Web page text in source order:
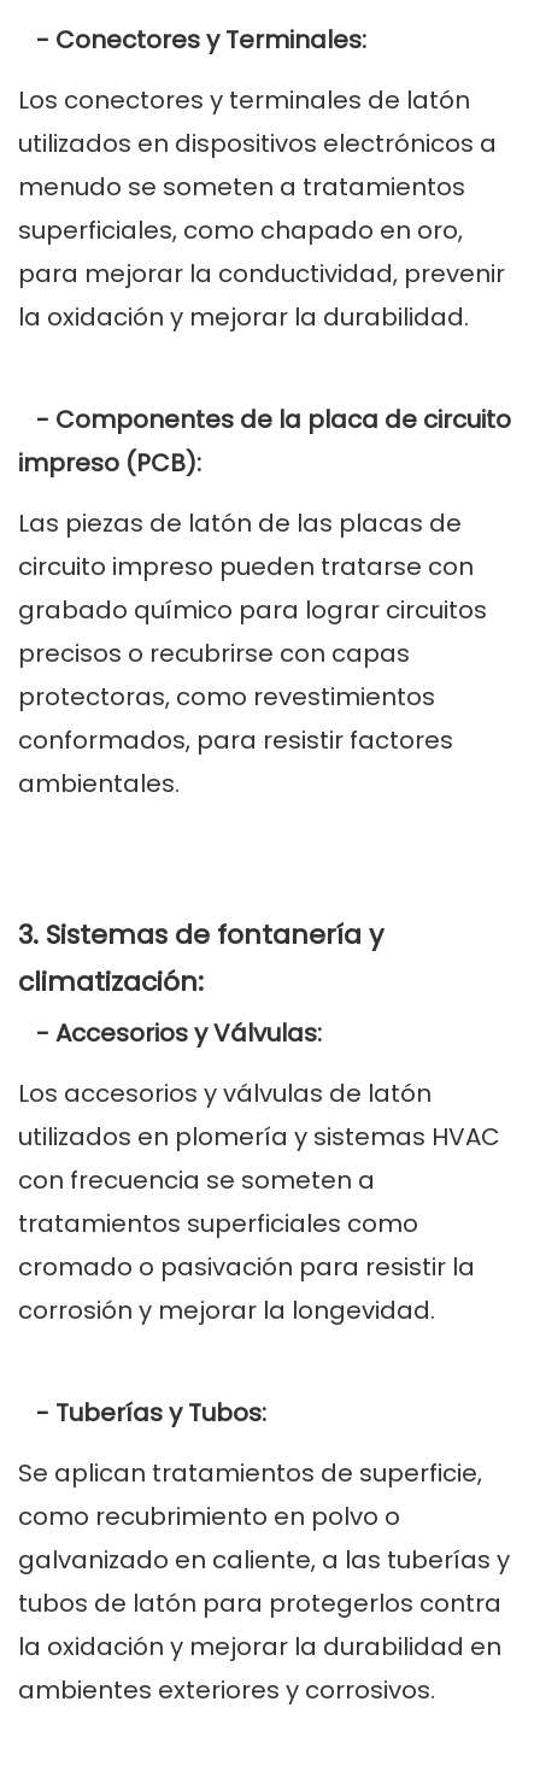
- Conectores y Terminales:
Los conectores y terminales de latón
utilizados en dispositivos electrónicos a
menudo se someten a tratamientos
superficiales, como chapado en oro,
para mejorar la conductividad, prevenir
la oxidación y mejorar la durabilidad.
- Componentes de la placa de circuito
impreso (PCB):
Las piezas de latón de las placas de
circuito impreso pueden tratarse con
grabado químico para lograr circuitos
precisos o recubrirse con capas
protectoras, como revestimientos
conformados, para resistir factores
ambientales.
3. Sistemas de fontanería y
climatización:
- Accesorios y Válvulas:
Los accesorios y válvulas de latón
utilizados en plomería y sistemas HVAC
con frecuencia se someten a
tratamientos superficiales como
cromado o pasivación para resistir la
corrosión y mejorar la longevidad.
- Tuberías y Tubos:
Se aplican tratamientos de superficie,
como recubrimiento en polvo o
galvanizado en caliente, a las tuberías y
tubos de latón para protegerlos contra
la oxidación y mejorar la durabilidad en
ambientes exteriores y corrosivos.